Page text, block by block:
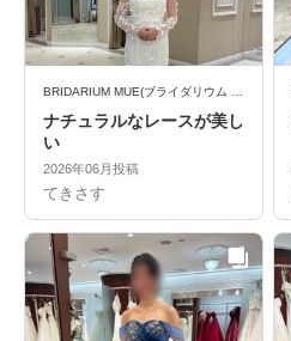
ナチュラルなレースが美し
い
2026年06月投稿
てきさす